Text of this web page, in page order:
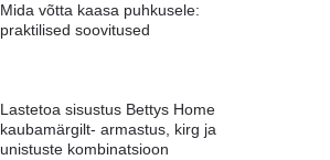
Mida võtta kaasa puhkusele:
praktilised soovitused
Lastetoa sisustus Bettys Home
kaubamärgilt- armastus, kirg ja
unistuste kombinatsioon